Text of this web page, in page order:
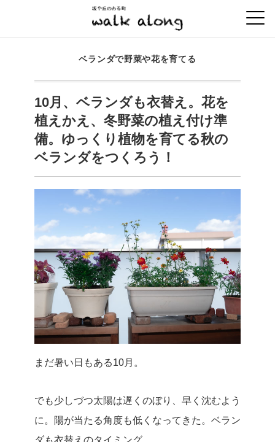
ベランダで野菜や花を育てる
10月、ベランダも衣替え。花を
植えかえ、冬野菜の植え付け準
備。ゆっくり植物を育てる秋の
ベランダをつくろう！
まだ暑い日もある10月。
でも少しづつ太陽は遅くのぼり、早く沈むよう
に。陽が当たる角度も低くなってきた。ベラン
ダも衣替えのタイミング。